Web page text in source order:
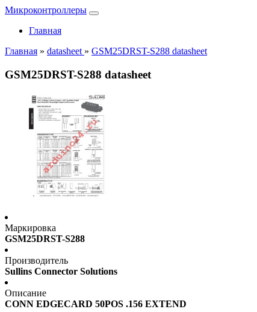
Микроконтроллеры
Главная
Главная » datasheet » GSM25DRST-S288 datasheet
GSM25DRST-S288 datasheet
Маркировка
GSM25DRST-S288
Производитель
Sullins Connector Solutions
Описание
CONN EDGECARD 50POS .156 EXTEND